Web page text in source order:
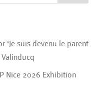
‘Je suis devenu le parent
Nice 2026 Exhibition